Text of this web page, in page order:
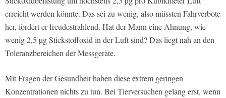
erreicht werden könnte. Das sei zu wenig, also müssten Fahrverbote
her, fordert er freudestrahlend. Hat der Mann eine Ahnung, wie
wenig 2,5 µg Stickstoffoxid in der Luft sind? Das liegt nah an den
Toleranzbereichen der Messgeräte.
Mit Fragen der Gesundheit haben diese extrem geringen
Konzentrationen nichts zu tun. Bei Tierversuchen gelang erst, wenn